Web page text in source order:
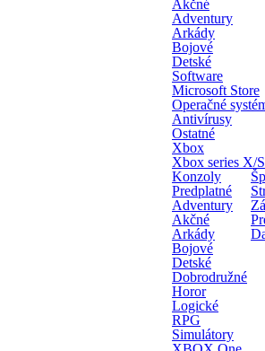
Akčné
Adventury
Arkády
Bojové
Detské
Software
Microsoft Store
Operačné
Antivírusy
Ostatné
Xbox
Xbox series X/S
Konzoly
Predplatné
Adventury
Akčné
Arkády
Bojové
Detské
Dobrodružné
Horor
Logické
RPG
Simulátory